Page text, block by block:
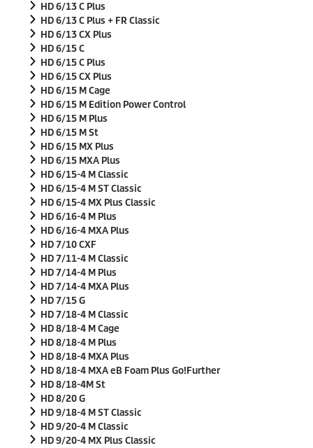
HD 6/13 C Plus
HD 6/13 C Plus + FR Classic
HD 6/13 CX Plus
HD 6/15 C
HD 6/15 C Plus
HD 6/15 CX Plus
HD 6/15 M Cage
HD 6/15 M Edition Power Control
HD 6/15 M Plus
HD 6/15 M St
HD 6/15 MX Plus
HD 6/15 MXA Plus
HD 6/15-4 M Classic
HD 6/15-4 M ST Classic
HD 6/15-4 MX Plus Classic
HD 6/16-4 M Plus
HD 6/16-4 MXA Plus
HD 7/10 CXF
HD 7/11-4 M Classic
HD 7/14-4 M Plus
HD 7/14-4 MXA Plus
HD 7/15 G
HD 7/18-4 M Classic
HD 8/18-4 M Cage
HD 8/18-4 M Plus
HD 8/18-4 MXA Plus
HD 8/18-4 MXA eB Foam Plus Go!Further
HD 8/18-4M St
HD 8/20 G
HD 9/18-4 M ST Classic
HD 9/20-4 M Classic
HD 9/20-4 MX Plus Classic